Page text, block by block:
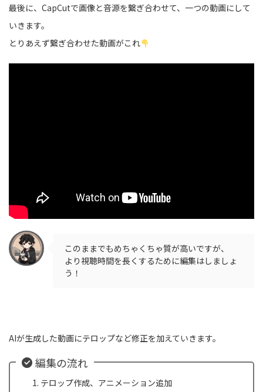
最後に、CapCutで画像と音源を繋ぎ合わせて、一つの動画にして
いきます。
とりあえず繋ぎ合わせた動画がこれ
このままでもめちゃくちゃ質が高いですが、
より視聴時間を長くするために編集はしましょ
う！
AIが生成した動画にテロップなど修正を加えていきます。
編集の流れ
テロップ作成、アニメーション追加